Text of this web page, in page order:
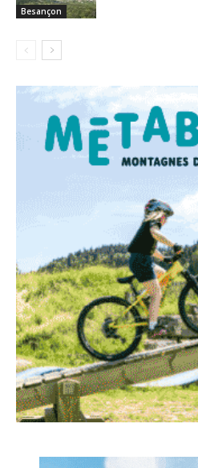
Besançon